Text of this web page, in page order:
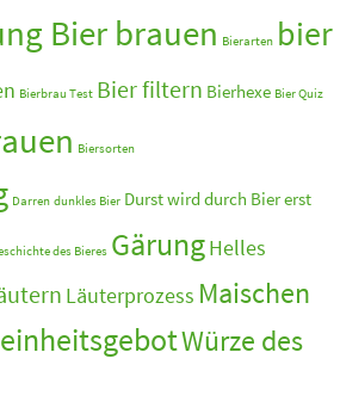
Bier brauen Bierarten bier
Bierbrau Test Bier filtern Bierhexe Bier Quiz
Biersorten
Darren dunkles Bier Durst wird durch Bier erst
des Bieres GärungHelles
Läuterprozess Maischen
Würze des